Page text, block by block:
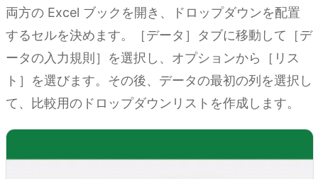
両方の Excel ブックを開き、ドロップダウンを配置
するセルを決めます。［データ］タブに移動して［デ
ータの入力規則］を選択し、オプションから［リス
ト］を選びます。その後、データの最初の列を選択し
て、比較用のドロップダウンリストを作成します。